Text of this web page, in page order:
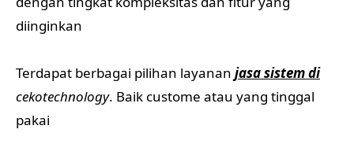
diinginkan
Terdapat berbagai pilihan layanan jasa sistem di
cekotechnology. Baik custome atau yang tinggal
pakai